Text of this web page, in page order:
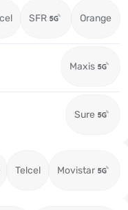
SFR Orange
Maxis
Sure
Telcel Movistar